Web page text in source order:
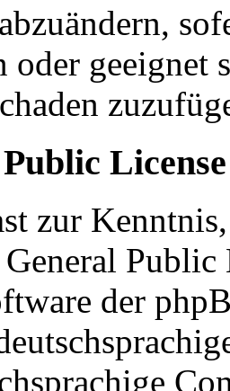
oder geeignet
License
zur
der